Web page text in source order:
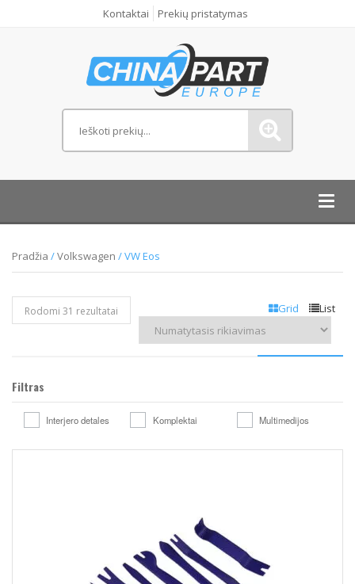
Kontaktai Prekių pristatymas
Pradžia /Volkswagen / VW Eos
Grid List
Rodomi 31 rezultatai
Filtras
Interjero detales Komplektai Multimedijos